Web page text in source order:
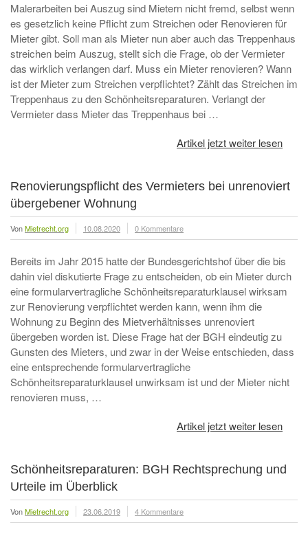
Malerarbeiten bei Auszug sind Mietern nicht fremd, selbst wenn
es gesetzlich keine Pflicht zum Streichen oder Renovieren für
Mieter gibt. Soll man als Mieter nun aber auch das Treppenhaus
streichen beim Auszug, stellt sich die Frage, ob der Vermieter
das wirklich verlangen darf. Muss ein Mieter renovieren? Wann
ist der Mieter zum Streichen verpflichtet? Zählt das Streichen im
Treppenhaus zu den Schönheitsreparaturen. Verlangt der
Vermieter dass Mieter das Treppenhaus bei …
Artikel jetzt weiter lesen
Renovierungspflicht des Vermieters bei unrenoviert
übergebener Wohnung
VonMietrecht.org 10.08.2020 0 Kommentare
Bereits im Jahr 2015 hatte der Bundesgerichtshof über die bis
dahin viel diskutierte Frage zu entscheiden, ob ein Mieter durch
eine formularvertragliche Schönheitsreparaturklausel wirksam
zur Renovierung verpflichtet werden kann, wenn ihm die
Wohnung zu Beginn des Mietverhältnisses unrenoviert
übergeben worden ist. Diese Frage hat der BGH eindeutig zu
Gunsten des Mieters, und zwar in der Weise entschieden, dass
eine entsprechende formularvertragliche
Schönheitsreparaturklausel unwirksam ist und der Mieter nicht
renovieren muss, …
Artikel jetzt weiter lesen
Schönheitsreparaturen: BGH Rechtsprechung und
Urteile im Überblick
VonMietrecht.org 23.06.2019 4 Kommentare